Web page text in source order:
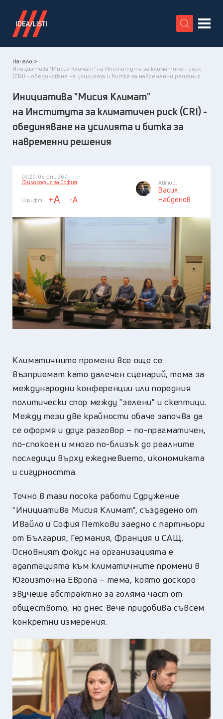
X
Начало >
Инициатива "Мисия Климат" на Института за климатичен риск
(CRI) - обединяване на усилията и битка за навременни решения
Инициатива "Мисия Климат"
на Института за климатичен риск (CRI) -
обединяване на усилията и битка за
навременни решения
09:20, 05 юни 26 /
Философия за София
Шрифт: +A -A
Автор:
Васил
Найденов
Климатичните промени все още се
възприемат като далечен сценарий, тема за
международни конференции или поредния
политически спор между "зелени" и скептици.
Между тези две крайности обаче започва да
се оформя и друг разговор – по-прагматичен,
по-спокоен и много по-близък до реалните
последици върху ежедневието, икономиката
и сигурността.
Точно в тази посока работи Сдружение
"Инициатива Мисия Климат", създадено от
Ивайло и София Петкови заедно с партньори
от България, Германия, Франция и САЩ.
Основният фокус на организацията е
адаптацията към климатичните промени в
Югоизточна Европа – тема, която доскоро
звучеше абстрактно за голяма част от
обществото, но днес вече придобива съвсем
конкретни измерения.